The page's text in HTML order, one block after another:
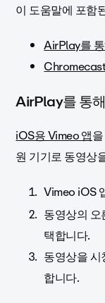
이 도움말에 포함
AirPlay를
AirPlay를 통
iOS용 Vimeo 앱
원 기기로 동영상
Vimeo iOS
동영상의 오
택합니다.
동영상을 시
합니다.